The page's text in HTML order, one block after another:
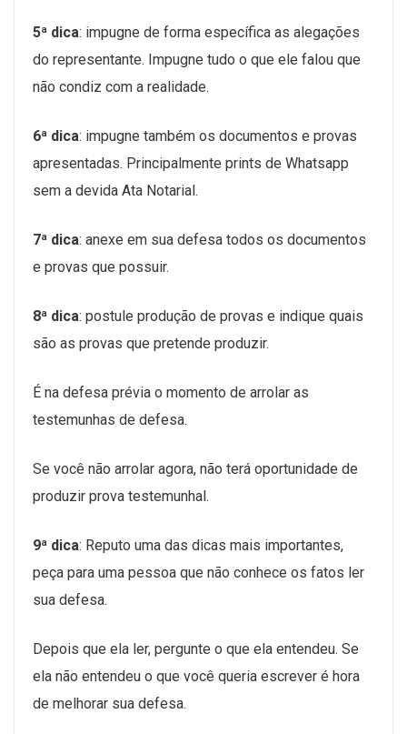
5ª dica: impugne de forma específica as alegações
do representante. Impugne tudo o que ele falou que
não condiz com a realidade.
6ª dica: impugne também os documentos e provas
apresentadas. Principalmente prints de Whatsapp
sem a devida Ata Notarial.
7ª dica: anexe em sua defesa todos os documentos
e provas que possuir.
8ª dica: postule produção de provas e indique quais
são as provas que pretende produzir.
É na defesa prévia o momento de arrolar as
testemunhas de defesa.
Se você não arrolar agora, não terá oportunidade de
produzir prova testemunhal.
9ª dica: Reputo uma das dicas mais importantes,
peça para uma pessoa que não conhece os fatos ler
sua defesa.
Depois que ela ler, pergunte o que ela entendeu. Se
ela não entendeu o que você queria escrever é hora
de melhorar sua defesa.